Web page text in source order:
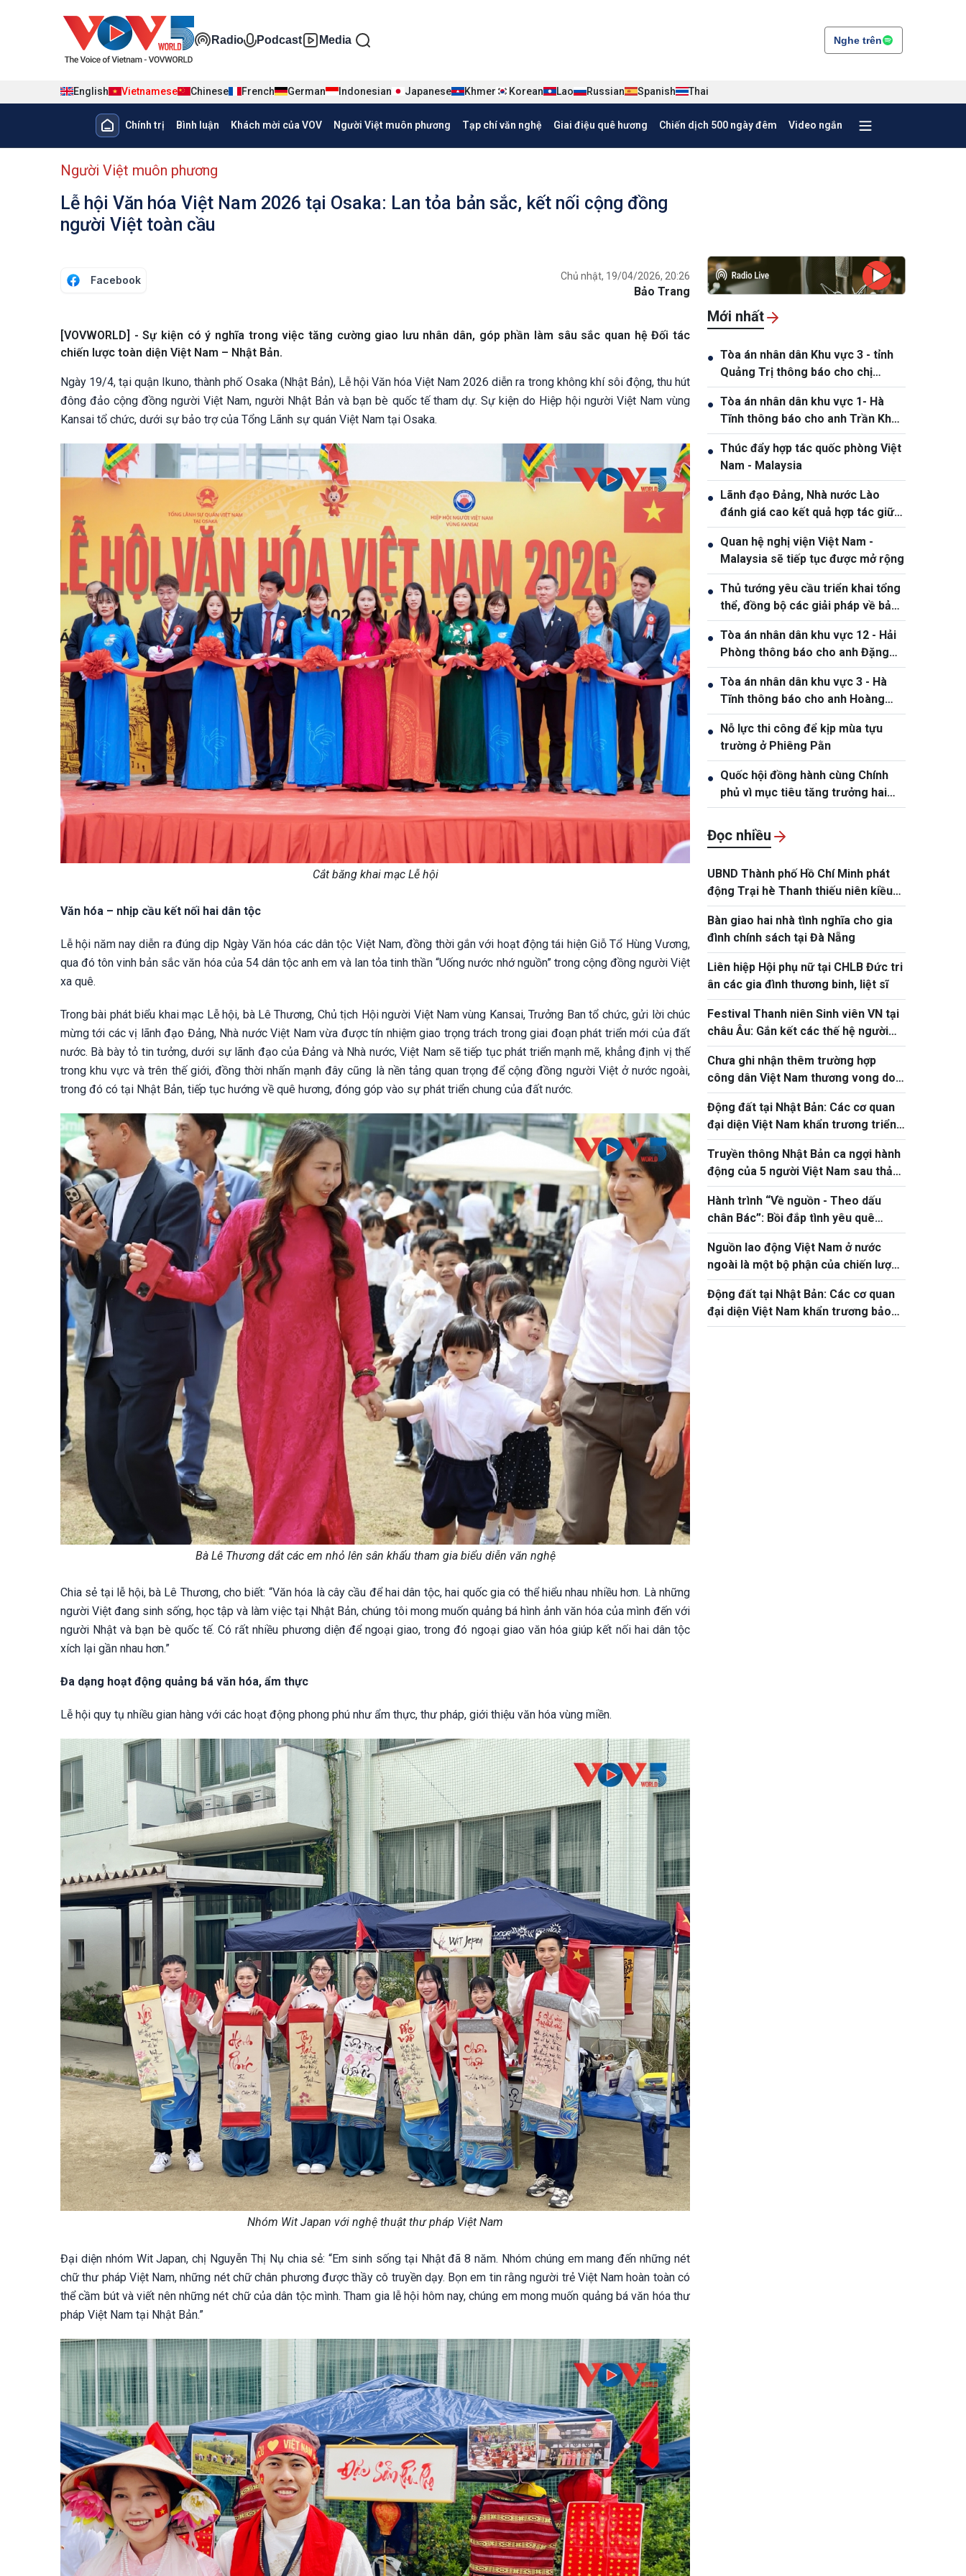
Đa phương tiện tiếng Việt
Radio Podcast Media Nghe trên
English Vietnamese Chinese French German Indonesian Japanese Khmer Korean Lao Russian Spanish Thai
Main navigation
Chính trị Bình luận Khách mời của VOV Người Việt muôn phương Tạp chí văn nghệ Giai điệu quê hương Chiến dịch 500 ngày đêm Video ngắn
menu phụ tiếng Việt
Người Việt muôn phương
Lễ hội Văn hóa Việt Nam 2026 tại Osaka: Lan tỏa bản sắc, kết nối cộng đồng
người Việt toàn cầu
Facebook Chủ nhật, 19/04/2026, 20:26
Bảo Trang
[VOVWORLD] - Sự kiện có ý nghĩa trong việc tăng cường giao lưu nhân dân, góp phần làm sâu sắc quan hệ Đối tác
chiến lược toàn diện Việt Nam – Nhật Bản.
Ngày 19/4, tại quận Ikuno, thành phố Osaka (Nhật Bản), Lễ hội Văn hóa Việt Nam 2026 diễn ra trong không khí sôi động, thu hút
đông đảo cộng đồng người Việt Nam, người Nhật Bản và bạn bè quốc tế tham dự. Sự kiện do Hiệp hội người Việt Nam vùng
Kansai tổ chức, dưới sự bảo trợ của Tổng Lãnh sự quán Việt Nam tại Osaka.
Cắt băng khai mạc Lễ hội
Văn hóa – nhịp cầu kết nối hai dân tộc
Lễ hội năm nay diễn ra đúng dịp Ngày Văn hóa các dân tộc Việt Nam, đồng thời gắn với hoạt động tái hiện Giỗ Tổ Hùng Vương,
qua đó tôn vinh bản sắc văn hóa của 54 dân tộc anh em và lan tỏa tinh thần “Uống nước nhớ nguồn” trong cộng đồng người Việt
xa quê.
Trong bài phát biểu khai mạc Lễ hội, bà Lê Thương, Chủ tịch Hội người Việt Nam vùng Kansai, Trưởng Ban tổ chức, gửi lời chúc
mừng tới các vị lãnh đạo Đảng, Nhà nước Việt Nam vừa được tín nhiệm giao trọng trách trong giai đoạn phát triển mới của đất
nước. Bà bày tỏ tin tưởng, dưới sự lãnh đạo của Đảng và Nhà nước, Việt Nam sẽ tiếp tục phát triển mạnh mẽ, khẳng định vị thế
trong khu vực và trên thế giới, đồng thời nhấn mạnh đây cũng là nền tảng quan trọng để cộng đồng người Việt ở nước ngoài,
trong đó có tại Nhật Bản, tiếp tục hướng về quê hương, đóng góp vào sự phát triển chung của đất nước.
Bà Lê Thương dắt các em nhỏ lên sân khấu tham gia biểu diễn văn nghệ
Chia sẻ tại lễ hội, bà Lê Thương, cho biết: “Văn hóa là cây cầu để hai dân tộc, hai quốc gia có thể hiểu nhau nhiều hơn. Là những
người Việt đang sinh sống, học tập và làm việc tại Nhật Bản, chúng tôi mong muốn quảng bá hình ảnh văn hóa của mình đến với
người Nhật và bạn bè quốc tế. Có rất nhiều phương diện để ngoại giao, trong đó ngoại giao văn hóa giúp kết nối hai dân tộc
xích lại gần nhau hơn.”
Đa dạng hoạt động quảng bá văn hóa, ẩm thực
Lễ hội quy tụ nhiều gian hàng với các hoạt động phong phú như ẩm thực, thư pháp, giới thiệu văn hóa vùng miền.
Nhóm Wit Japan với nghệ thuật thư pháp Việt Nam
Đại diện nhóm Wit Japan, chị Nguyễn Thị Nụ chia sẻ: “Em sinh sống tại Nhật đã 8 năm. Nhóm chúng em mang đến những nét
chữ thư pháp Việt Nam, những nét chữ chân phương được thầy cô truyền dạy. Bọn em tin rằng người trẻ Việt Nam hoàn toàn có
thể cầm bút và viết nên những nét chữ của dân tộc mình. Tham gia lễ hội hôm nay, chúng em mong muốn quảng bá văn hóa thư
pháp Việt Nam tại Nhật Bản.”
Mới nhất
● Tòa án nhân dân Khu vực 3 - tỉnh
Quảng Trị thông báo cho chị
Phạm Thị Giang, sinh ngày
19/10/1991
● Tòa án nhân dân khu vực 1- Hà
Tĩnh thông báo cho anh Trần Khắc
Thanh, sinh năm 1988
● Thúc đẩy hợp tác quốc phòng Việt
Nam - Malaysia
● Lãnh đạo Đảng, Nhà nước Lào
đánh giá cao kết quả hợp tác giữa
Quân đội hai nước Việt Nam và Lào
● Quan hệ nghị viện Việt Nam -
Malaysia sẽ tiếp tục được mở rộng
● Thủ tướng yêu cầu triển khai tổng
thể, đồng bộ các giải pháp về bảo
đảm an ninh mạng
● Tòa án nhân dân khu vực 12 - Hải
Phòng thông báo cho anh Đặng
Hồng Tiệp, sinh ngày 20/5/1989
● Tòa án nhân dân khu vực 3 - Hà
Tĩnh thông báo cho anh Hoàng
Phan Anh, sinh năm 1980
● Nỗ lực thi công để kịp mùa tựu
trường ở Phiêng Pằn
● Quốc hội đồng hành cùng Chính
phủ vì mục tiêu tăng trưởng hai
con số
Đọc nhiều
UBND Thành phố Hồ Chí Minh phát
động Trại hè Thanh thiếu niên kiều
bào và tuổi trẻ Thành phố năm 2026
Bàn giao hai nhà tình nghĩa cho gia
đình chính sách tại Đà Nẵng
Liên hiệp Hội phụ nữ tại CHLB Đức tri
ân các gia đình thương binh, liệt sĩ
Festival Thanh niên Sinh viên VN tại
châu Âu: Gắn kết các thế hệ người
Việt
Chưa ghi nhận thêm trường hợp
công dân Việt Nam thương vong do
động đất tại Nhật Bản
Động đất tại Nhật Bản: Các cơ quan
đại diện Việt Nam khẩn trương triển
khai bảo hộ công dân
Truyền thông Nhật Bản ca ngợi hành
động của 5 người Việt Nam sau thảm
họa động đất tại Kumamoto
Hành trình “Về nguồn - Theo dấu
chân Bác”: Bồi đắp tình yêu quê
hương cho thanh thiếu niên kiều bào
Nguồn lao động Việt Nam ở nước
ngoài là một bộ phận của chiến lược
phát triển nguồn nhân lực quốc gia
Động đất tại Nhật Bản: Các cơ quan
đại diện Việt Nam khẩn trương bảo
hộ công dân